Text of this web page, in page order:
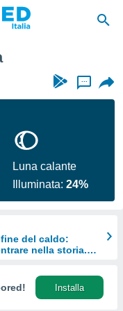
...
Luna calante
Illuminata:24%
del caldo:
nella storia.
Installa